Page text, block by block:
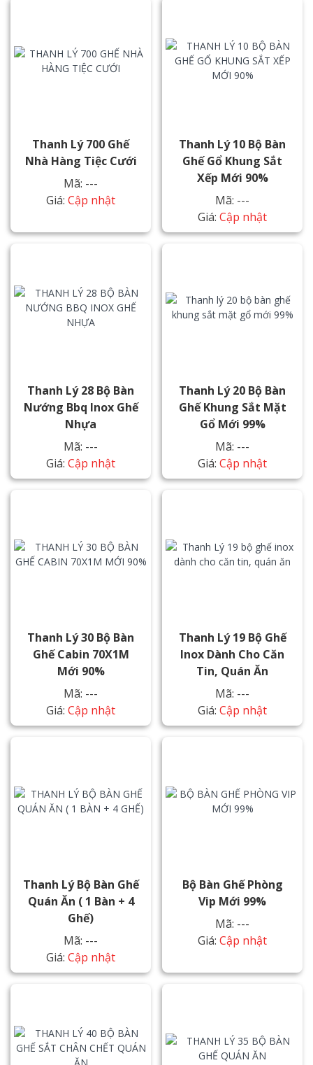
Thanh Lý 700 Ghế
Nhà Hàng Tiệc Cưới
Mã: ---
Giá: Cập nhật
Thanh Lý 10 Bộ Bàn
Ghế Gổ Khung Sắt
Xếp Mới 90%
Mã: ---
Giá: Cập nhật
Thanh Lý 28 Bộ Bàn
Nướng Bbq Inox Ghế
Nhựa
Mã: ---
Giá: Cập nhật
Thanh Lý 20 Bộ Bàn
Ghế Khung Sắt Mặt
Gổ Mới 99%
Mã: ---
Giá: Cập nhật
Thanh Lý 30 Bộ Bàn
Ghế Cabin 70X1M
Mới 90%
Mã: ---
Giá: Cập nhật
Thanh Lý 19 Bộ Ghế
Inox Dành Cho Căn
Tin, Quán Ăn
Mã: ---
Giá: Cập nhật
Thanh Lý Bộ Bàn Ghế
Quán Ăn ( 1 Bàn + 4
Ghế)
Mã: ---
Giá: Cập nhật
Bộ Bàn Ghế Phòng
Vip Mới 99%
Mã: ---
Giá: Cập nhật